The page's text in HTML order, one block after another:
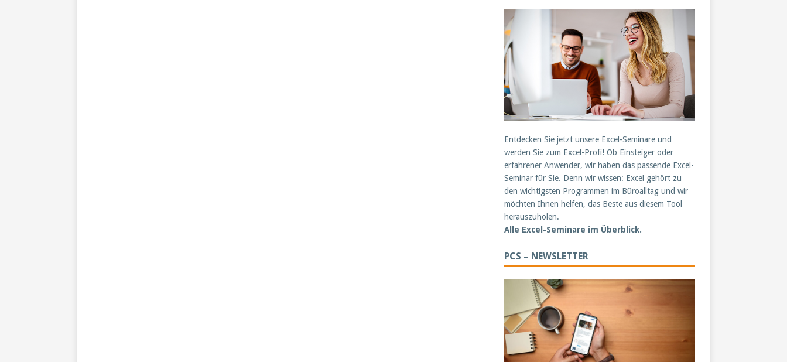
Entdecken Sie jetzt unsere Excel-Seminare und
werden Sie zum Excel-Profi! Ob Einsteiger oder
erfahrener Anwender, wir haben das passende Excel-
Seminar für Sie. Denn wir wissen: Excel gehört zu
den wichtigsten Programmen im Büroalltag und wir
möchten Ihnen helfen, das Beste aus diesem Tool
herauszuholen.
Alle Excel-Seminare im Überblick.
PCS – NEWSLETTER